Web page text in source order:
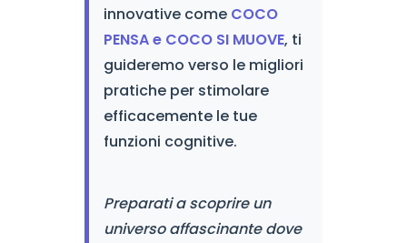
innovative come COCO
PENSA e COCO SI MUOVE, ti
guideremo verso le migliori
pratiche per stimolare
efficacemente le tue
funzioni cognitive.
Preparati a scoprire un
universo affascinante dove